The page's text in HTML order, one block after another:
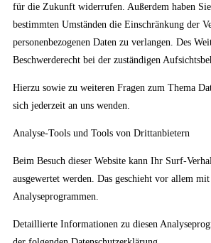
für die Zukunft widerrufen. Außerdem haben
bestimmten Umständen die Einschränkung der
personenbezogenen Daten zu verlangen. Des
Beschwerderecht bei der zuständigen
Hierzu sowie zu weiteren Fragen zum Thema
sich jederzeit an uns wenden.
Analyse-Tools und Tools von Drittanbietern
Beim Besuch dieser Website kann Ihr Surf-
ausgewertet werden. Das geschieht vor allem mit
Analyseprogrammen.
Detaillierte Informationen zu diesen